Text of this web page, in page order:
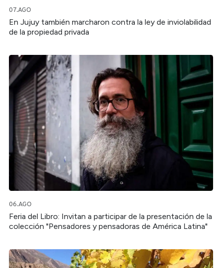
07.AGO
En Jujuy también marcharon contra la ley de inviolabilidad
de la propiedad privada
06.AGO
Feria del Libro: Invitan a participar de la presentación de la
colección "Pensadores y pensadoras de América Latina"